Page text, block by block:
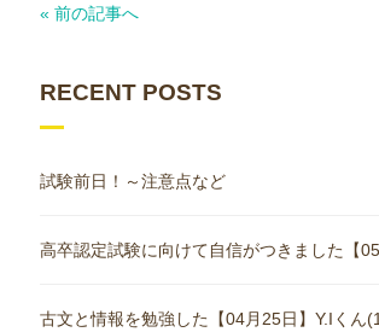
« 前の記事へ
RECENT POSTS
試験前日！～注意点など
高卒認定試験に向けて自信がつきました【
古文と情報を勉強した【04月25日】Y.Iくん